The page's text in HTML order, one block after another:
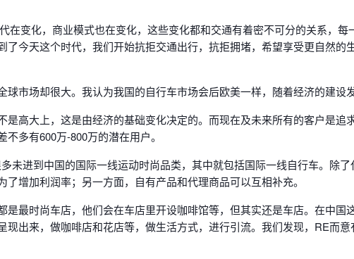
在变化，商业模式也在变化，这些变化都和交通有着密不可分的关系，
今天这个时代，我们开始抗拒交通出行，抗拒拥堵，希望享受更自然的
市场却很大。我认为我国的自行车市场会后欧美一样，随着经济的建设
高大上，这是由经济的基础变化决定的。而现在及未来所有的客户是追
多有600万-800万的潜在用户。
未进到中国的国际一线运动时尚品类，其中就包括国际一线自行车。除
增加利润率；另一方面，自有产品和代理商品可以互相补充。
最时尚车店，他们会在车店里开设咖啡馆等，但其实还是车店。在中国
出来，做咖啡店和花店等，做生活方式，进行引流。我们发现，RE而